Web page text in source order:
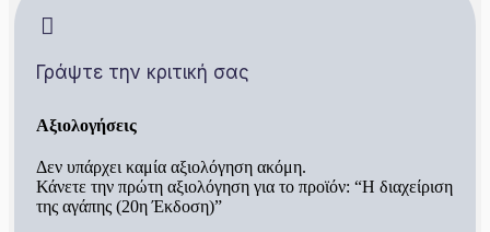
Γράψτε την κριτική σας
Αξιολογήσεις
Δεν υπάρχει καμία αξιολόγηση ακόμη.
Κάνετε την πρώτη αξιολόγηση για το προϊόν: “Η διαχείριση
της αγάπης (20η Έκδοση)”